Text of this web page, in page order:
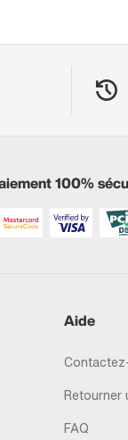
100%
Aide
Retourner
FAQ